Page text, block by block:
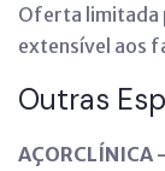
Oferta limitada
extensível aos
Outras
AÇORCLÍNICA